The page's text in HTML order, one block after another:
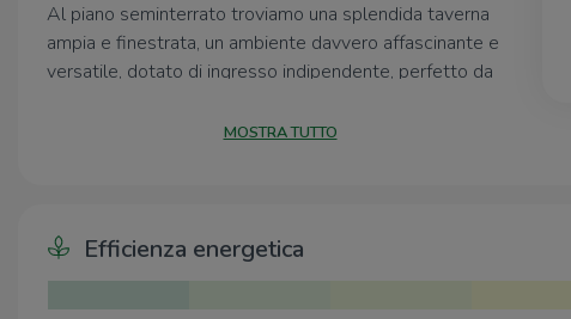
Al piano seminterrato troviamo una splendida taverna
ampia e finestrata, un ambiente davvero affascinante e
versatile, dotato di ingresso indipendente, perfetto da
area ospiti, mantenendo una totale autonomia dal resto
da soggiorno, cucina, camera matrimoniale e bagno
finestrato, già dotato di serramenti con doppio vetro,
che garantiscono un miglior comfort abitativo. L’unità
MOSTRA TUTTO
Efficienza energetica